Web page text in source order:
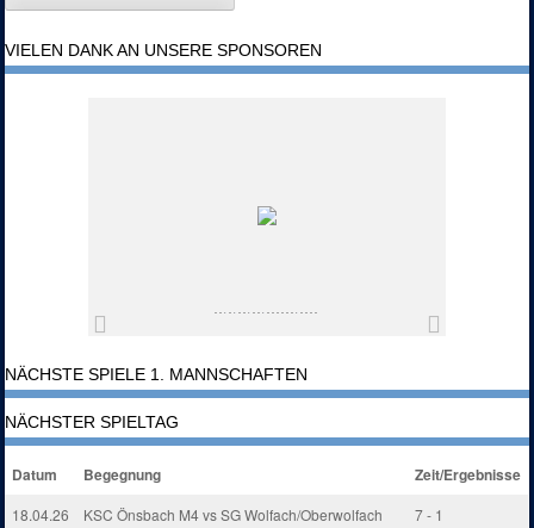
VIELEN DANK AN UNSERE SPONSOREN
NÄCHSTE SPIELE 1. MANNSCHAFTEN
NÄCHSTER SPIELTAG
Datum Begegnung Zeit/Ergebnisse
18.04.26
KSC Önsbach M4 vs SG Wolfach/Oberwolfach
7 - 1